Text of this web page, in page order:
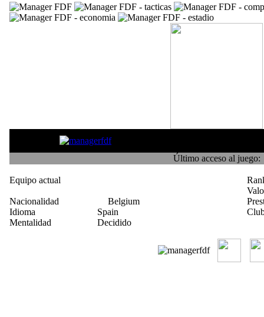
Último acceso al juego:
Equipo actual
Nacionalidad
Belgium
Idioma
Spain
Mentalidad
Decidido